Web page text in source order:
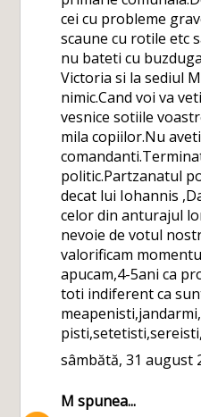
cei cu probleme
scaune cu rotile etc
nu bateti cu
Victoria si la sediul
nimic.Cand voi va
vesnice sotiile
mila copiilor.Nu
politic.Partzanatul
decat lui Iohannis
celor din anturajul
nevoie de votul
valorificam
apucam,4-5ani ca
toti indiferent ca
sâmbătă, 31 august
M spunea...